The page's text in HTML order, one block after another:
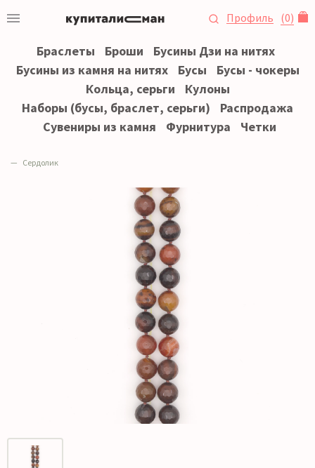
Профиль (0)
Браслеты Броши
Бусины Дзи на нитях
Бусины из камня на нитях
Бусы
Бусы - чокеры
Кольца, серьги
Кулоны
Наборы (бусы, браслет, серьги)
Распродажа
Сувениры из камня
Фурнитура Четки
Сердолик